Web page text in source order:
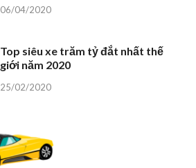
06/04/2020
Top siêu xe trăm tỷ đắt nhất thế
giới năm 2020
25/02/2020